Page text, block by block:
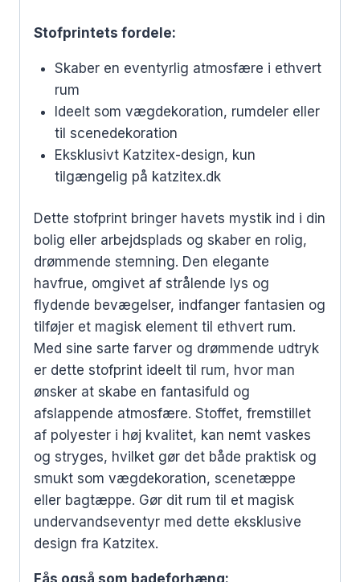
Stofprintets fordele:
Skaber en eventyrlig atmosfære i ethvert
rum
Ideelt som vægdekoration, rumdeler eller
til scenedekoration
Eksklusivt Katzitex-design, kun
tilgængelig på katzitex.dk
Dette stofprint bringer havets mystik ind i din
bolig eller arbejdsplads og skaber en rolig,
drømmende stemning. Den elegante
havfrue, omgivet af strålende lys og
flydende bevægelser, indfanger fantasien og
tilføjer et magisk element til ethvert rum.
Med sine sarte farver og drømmende udtryk
er dette stofprint ideelt til rum, hvor man
ønsker at skabe en fantasifuld og
afslappende atmosfære. Stoffet, fremstillet
af polyester i høj kvalitet, kan nemt vaskes
og stryges, hvilket gør det både praktisk og
smukt som vægdekoration, scenetæppe
eller bagtæppe. Gør dit rum til et magisk
undervandseventyr med dette eksklusive
design fra Katzitex.